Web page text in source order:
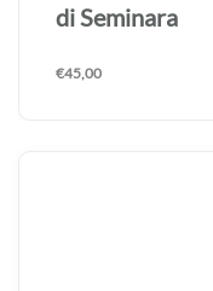
di Seminara
€45,00